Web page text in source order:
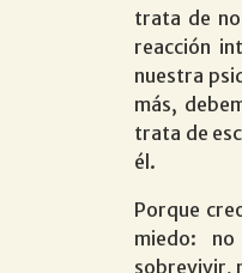
trata de
reacción
nuestra
más,
trata de
él.
Porque
miedo:
sobrevivir,